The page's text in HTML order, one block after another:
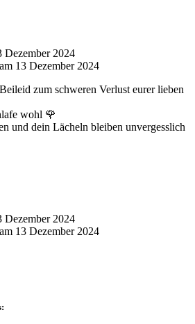
Dezember 2024
13 Dezember 2024
zum schweren Verlust eurer lieben
wohl 🌹
und dein Lächeln bleiben unvergesslich
Dezember 2024
13 Dezember 2024